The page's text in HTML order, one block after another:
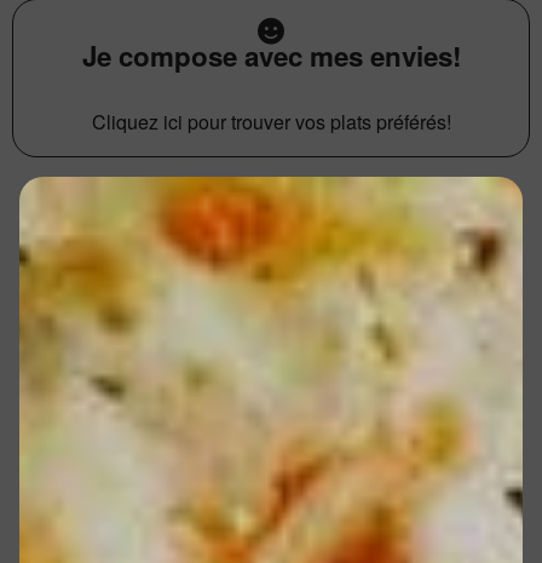
Je compose avec mes envies!
Cliquez ici pour trouver vos plats préférés!